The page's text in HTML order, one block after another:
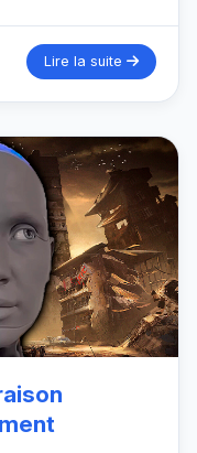
Lire la suite